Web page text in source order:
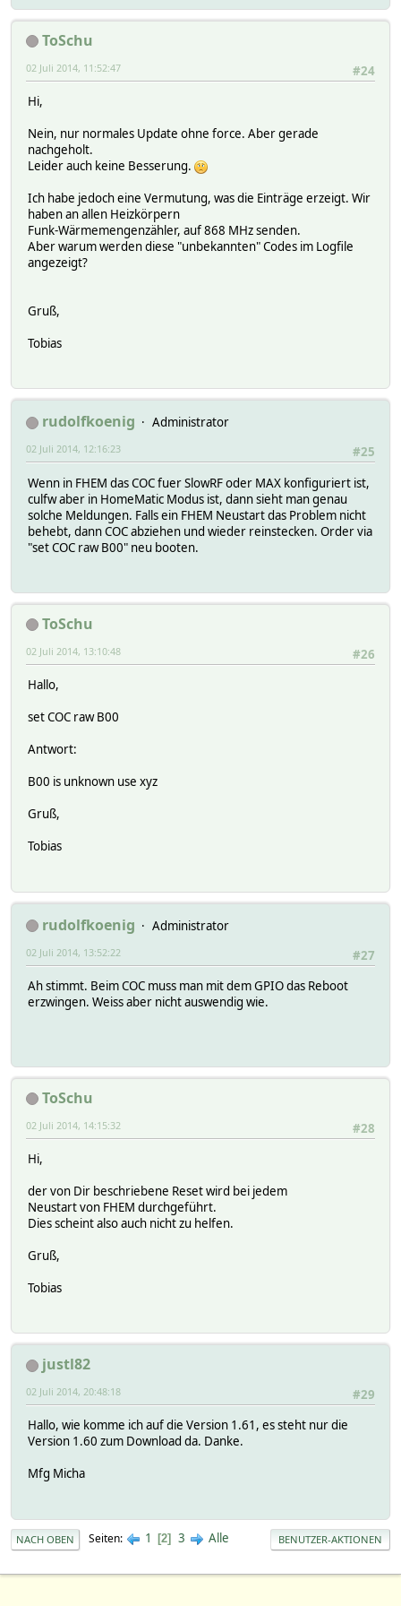
ToSchu
#24
02 Juli 2014, 11:52:47
Hi,
Nein, nur normales Update ohne force. Aber gerade
nachgeholt.
Leider auch keine Besserung.
Ich habe jedoch eine Vermutung, was die Einträge erzeigt. Wir
haben an allen Heizkörpern
Funk-Wärmemengenzähler, auf 868 MHz senden.
Aber warum werden diese "unbekannten" Codes im Logfile
angezeigt?
Gruß,
Tobias
rudolfkoenig
Administrator
#25
02 Juli 2014, 12:16:23
Wenn in FHEM das COC fuer SlowRF oder MAX konfiguriert ist,
culfw aber in HomeMatic Modus ist, dann sieht man genau
solche Meldungen. Falls ein FHEM Neustart das Problem nicht
behebt, dann COC abziehen und wieder reinstecken. Order via
"set COC raw B00" neu booten.
ToSchu
#26
02 Juli 2014, 13:10:48
Hallo,
set COC raw B00
Antwort:
B00 is unknown use xyz
Gruß,
Tobias
rudolfkoenig
Administrator
#27
02 Juli 2014, 13:52:22
Ah stimmt. Beim COC muss man mit dem GPIO das Reboot
erzwingen. Weiss aber nicht auswendig wie.
ToSchu
#28
02 Juli 2014, 14:15:32
Hi,
der von Dir beschriebene Reset wird bei jedem
Neustart von FHEM durchgeführt.
Dies scheint also auch nicht zu helfen.
Gruß,
Tobias
justl82
#29
02 Juli 2014, 20:48:18
Hallo, wie komme ich auf die Version 1.61, es steht nur die
Version 1.60 zum Download da. Danke.
Mfg Micha
NACH OBEN Seiten 1 2 3 Alle BENUTZER-AKTIONEN